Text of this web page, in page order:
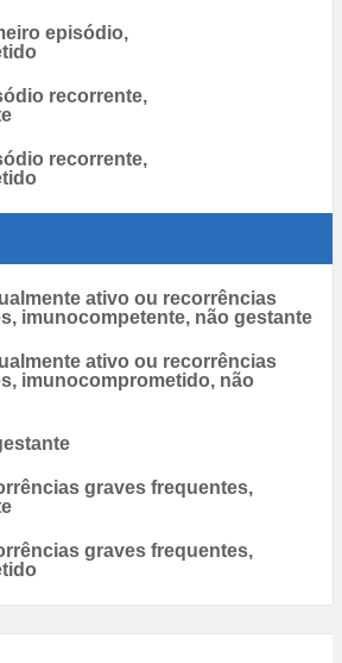
episódio,
recorrente,
recorrente,
ativo ou recorrências
imunocompetente, não gestante
ativo ou recorrências
imunocomprometido, não
graves frequentes,
graves frequentes,